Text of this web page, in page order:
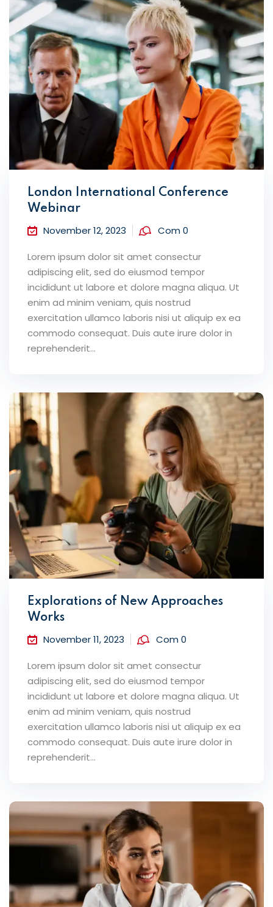
London International Conference
Webinar
November 12, 2023 Com 0
Lorem ipsum dolor sit amet consectur
adipiscing elit, sed do eiusmod tempor
incididunt ut labore et dolore magna aliqua. Ut
enim ad minim veniam, quis nostrud
exercitation ullamco laboris nisi ut aliquip ex ea
commodo consequat. Duis aute irure dolor in
reprehenderit...
Explorations of New Approaches
Works
November 11, 2023 Com 0
Lorem ipsum dolor sit amet consectur
adipiscing elit, sed do eiusmod tempor
incididunt ut labore et dolore magna aliqua. Ut
enim ad minim veniam, quis nostrud
exercitation ullamco laboris nisi ut aliquip ex ea
commodo consequat. Duis aute irure dolor in
reprehenderit...